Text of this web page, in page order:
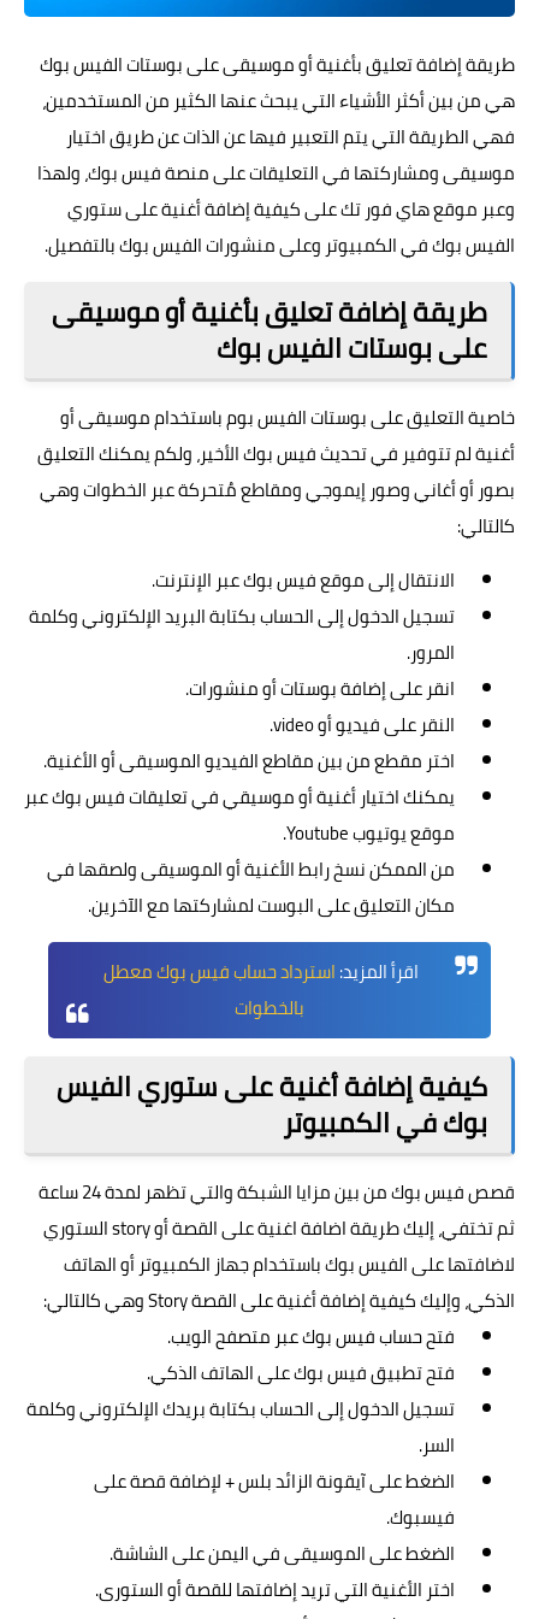
طريقة إضافة تعليق بأغنية أو موسيقى على بوستات الفيس بوك
هي من بين أكثر الأشياء التي يبحث عنها الكثير من المستخدمين،
فهي الطريقة التي يتم التعبير فيها عن الذات عن طريق اختيار
موسيقى ومشاركتها في التعليقات على منصة فيس بوك، ولهذا
وعبر موقع هاي فور تك على كيفية إضافة أغنية على ستوري
الفيس بوك في الكمبيوتر وعلى منشورات الفيس بوك بالتفصيل.
طريقة إضافة تعليق بأغنية أو موسيقى
على بوستات الفيس بوك
خاصية التعليق على بوستات الفيس بوم باستخدام موسيقى أو
أغنية لم تتوفير في تحديث فيس بوك الأخير، ولكم يمكنك التعليق
بصور أو أغاني وصور إيموجي ومقاطع مُتحركة عبر الخطوات وهي
كالتالي:
الانتقال إلى موقع فيس بوك عبر الإنترنت.
تسجيل الدخول إلى الحساب بكتابة البريد الإلكتروني وكلمة
المرور.
انقر على إضافة بوستات أو منشورات.
النقر على فيديو أو video.
اختر مقطع من بين مقاطع الفيديو الموسيقى أو الأغنية.
يمكنك اختيار أغنية أو موسيقي في تعليقات فيس بوك عبر
موقع يوتيوب Youtube.
من الممكن نسخ رابط الأغنية أو الموسيقى ولصقها في
مكان التعليق على البوست لمشاركتها مع الآخرين.
اقرأ المزيد:استرداد حساب فيس بوك معطل
بالخطوات
كيفية إضافة أغنية على ستوري الفيس
بوك في الكمبيوتر
قصص فيس بوك من بين مزايا الشبكة والتي تظهر لمدة 24 ساعة
ثم تختفي، إليك طريقة اضافة اغنية على القصة أو story الستوري
لاضافتها على الفيس بوك باستخدام جهاز الكمبيوتر أو الهاتف
الذكي، وإليك كيفية إضافة أغنية على القصة Story وهي كالتالي:
فتح حساب فيس بوك عبر متصفح الويب.
فتح تطبيق فيس بوك على الهاتف الذكي.
تسجيل الدخول إلى الحساب بكتابة بريدك الإلكتروني وكلمة
السر.
الضغط على آيقونة الزائد بلس + لإضافة قصة على
فيسبوك.
الضغط على الموسيقى في اليمن على الشاشة.
اختر الأغنية التي تريد إضافتها للقصة أو الستورى.